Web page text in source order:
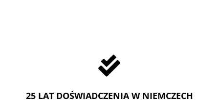

25 LAT DOŚWIADCZENIA W NIEMCZECH